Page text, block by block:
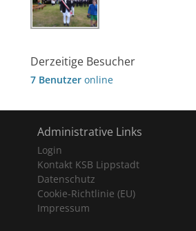
Derzeitige Besucher
7 Benutzer online
Administrative Links
Login
Kontakt KSB Lippstadt
Datenschutz
Cookie-Richtlinie (EU)
Impressum